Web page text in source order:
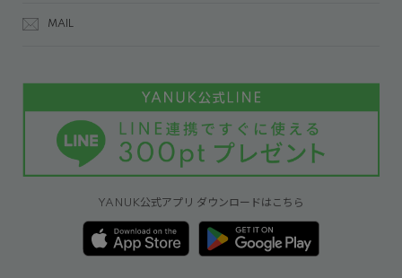
MAIL
YANUK公式アプリ ダウンロードはこちら